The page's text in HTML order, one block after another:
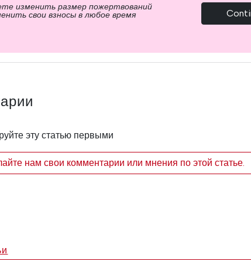
изменить размер пожертвований
свои взносы в любое время
эту статью первыми
нам свои комментарии или мнения по этой статье.